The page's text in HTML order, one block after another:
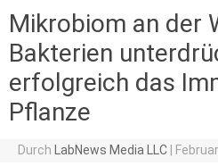
Mikrobiom an der
Bakterien
erfolgreich das
Pflanze
Durch LabNews Media LLC